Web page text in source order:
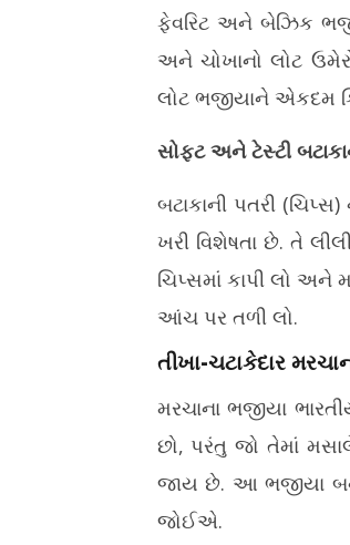
ફેવરિટ અને બેઝિક
અને ચોખાનો લોટ
લોટ ભજીયાને એકદમ
સોફ્ટ અને ટેસ્ટી
બટાકાની પતરી
ખરી વિશેષતા છે. તે
ચિપ્સમાં કાપી લો અને
આંચ પર તળી લો.
તીખા-ચટાકેદાર
મરચાના ભજીયા
છો, પરંતુ જો તેમાં
જાય છે. આ ભજીયા
જોઈએ.